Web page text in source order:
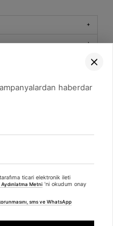
Hakları Saklıdır.
haberdar
ticari elektronik ileti
Metni 'ni okudum onay
sms ve WhatsApp